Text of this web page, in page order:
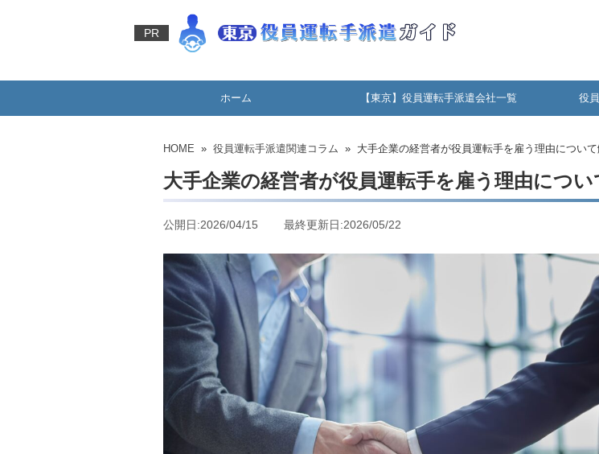
PR
ホーム 【東京】役員運転手派遣会社一覧 役
HOME » 役員運転手派遣関連コラム » 大手企業の経営者が役員運転手を雇う理由について
大手企業の経営者が役員運転手を雇う理由につい
公開日:2026/04/15 最終更新日:2026/05/22